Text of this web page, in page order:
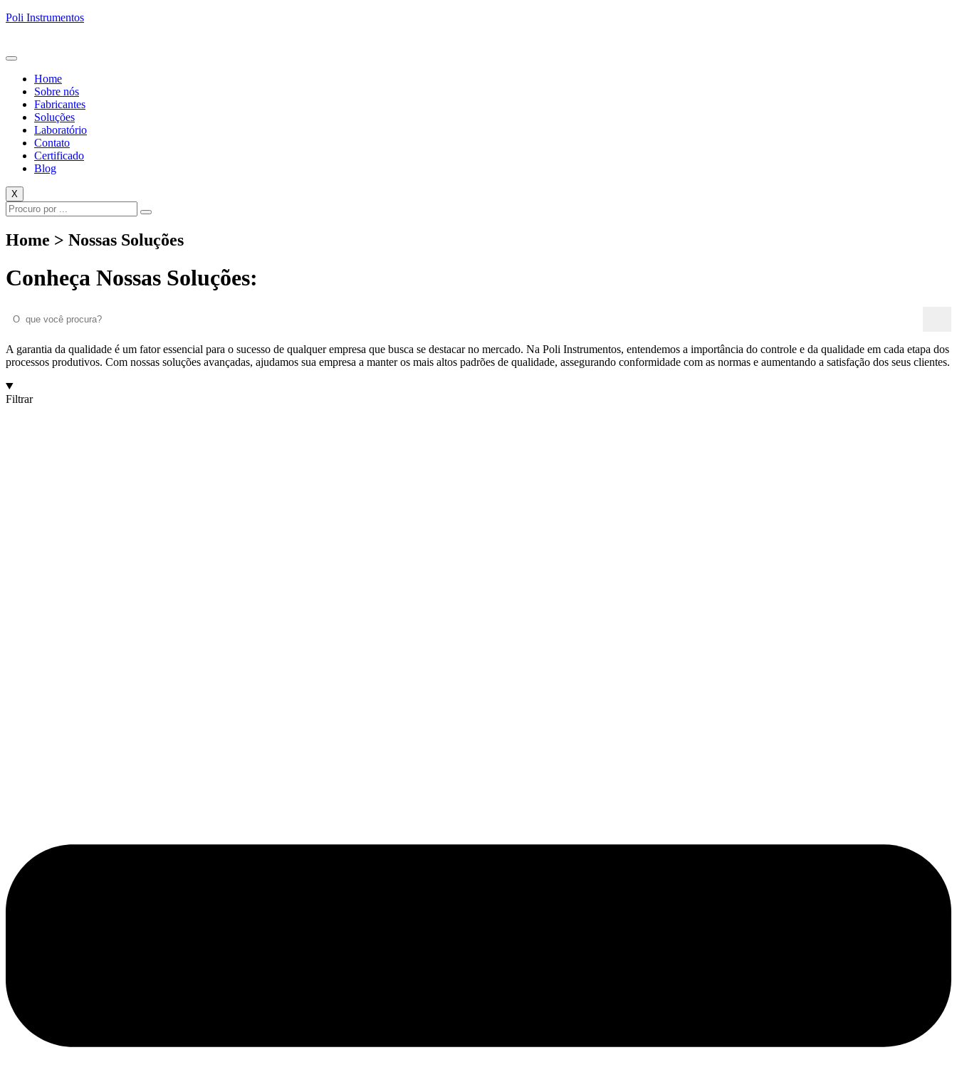
Poli Instrumentos
Home
Sobre nós
Fabricantes
Soluções
Laboratório
Contato
Certificado
Blog
X
Home > Nossas Soluções
Conheça Nossas Soluções:
A garantia da qualidade é um fator essencial para o sucesso de qualquer empresa que busca se destacar no mercado. Na Poli Instrumentos, entendemos a importância do controle e da qualidade em cada etapa dos
processos produtivos. Com nossas soluções avançadas, ajudamos sua empresa a manter os mais altos padrões de qualidade, assegurando conformidade com as normas e aumentando a satisfação dos seus clientes.
Filtrar